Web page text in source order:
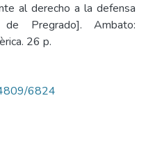
al derecho a la defensa
Pregrado]. Ambato:
26 p.
6824